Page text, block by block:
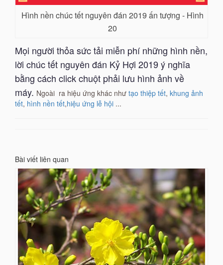
Hình nền chúc tết nguyên đán 2019 ấn tượng - Hình
20
Mọi người thỏa sức tải miễn phí những hình nền,
lời chúc tết nguyên đán Kỷ Hợi 2019 ý nghĩa
bằng cách click chuột phải lưu hình ảnh về
máy. Ngoài ra hiệu ứng khác như tạo thiệp tết, khung ảnh
tết, hình nền tết,hiệu ứng lễ hội ...
Bài viết liên quan